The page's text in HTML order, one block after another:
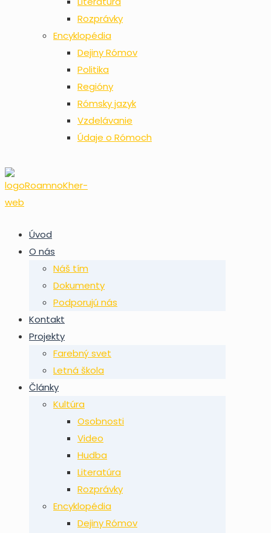
Rozprávky
Encyklopédia
Dejiny Rómov
Politika
Regióny
Rómsky jazyk
Vzdelávanie
Údaje o Rómoch
Úvod
O nás
Náš tím
Dokumenty
Podporujú nás
Kontakt
Projekty
Farebný svet
Letná škola
Články
Kultúra
Osobnosti
Video
Hudba
Literatúra
Rozprávky
Encyklopédia
Dejiny Rómov